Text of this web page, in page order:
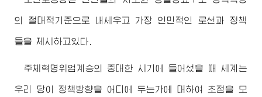
의 절대적기준으로 내세우고 가장 인민적인 로선과 정책
들을 제시하고있다.
주체혁명위업계승의 중대한 시기에 들어섰을 때 세계는
우리 당이 정책방향을 어디에 두는가에 대하여 초점을 모